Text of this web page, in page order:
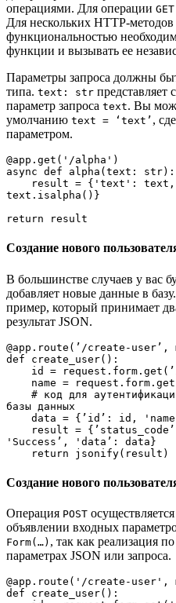
операциями. Для операции GET
Для нескольких HTTP-
функциональностью
функции и вызывать ее
Параметры запроса должны
типа. text: str представляет
параметр запроса text. Вы
умолчанию text = ‘text’ ,
параметром.
@app.get('/alpha')
async def alpha(text: str):
text.isalpha()}
return result
Создание нового
В большинстве случаев у вас
добавляет новые данные в
пример, который принимает
результат JSON.
@app.route(’/create-user’,
def create_user():
базы данных
'Success’, 'data’: data}
    return jsonify(result)
Создание нового
Операция POST
объявлении входных
Form(…) , так как реализация
параметрах JSON или запроса.
@app.route('/create-user',
def create_user():